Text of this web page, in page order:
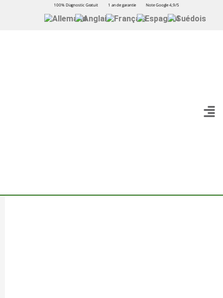
100% Diagnostic Gratuit 1 an de garantie Note Google 4,9/5